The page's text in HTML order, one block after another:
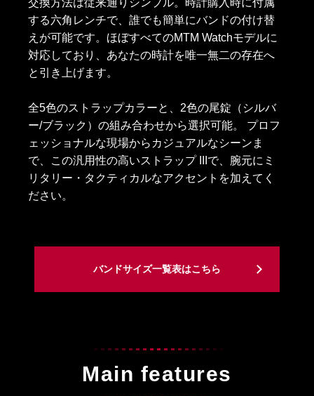
交換方法は従来通りシンプル。時計購入時に付属
する六角レンチで、誰でも簡単にバンドの付け替
えが可能です。ほぼすべてのMTM Watchモデルに
対応しており、あなたの時計を唯一無二の存在へ
と引き上げます。
全5色のストラップカラーと、2色の尾錠（シルバ
ー/ブラック）の組み合わせから選択可能。 プロフ
ェッショナルな現場からカジュアルなシーンま
で、この汎用性の高いストラップ IIIで、腕元にミ
リタリー・タクティカルなアクセントを加えてく
ださい。
バンドサイズ一覧表はこちら
Main features